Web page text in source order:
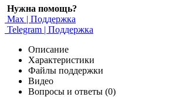
Нужна помощь?
Max | Поддержка
Telegram | Поддержка
Описание
Характеристики
Файлы поддержки
Видео
Вопросы и ответы (0)